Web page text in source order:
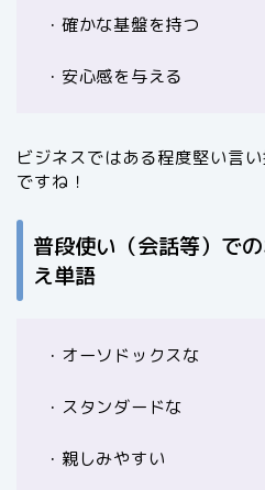
・確かな基盤を持つ
・安心感を与える
ビジネスではある程度堅い言
ですね！
普段使い（会話等）で
え単語
・オーソドックスな
・スタンダードな
・親しみやすい